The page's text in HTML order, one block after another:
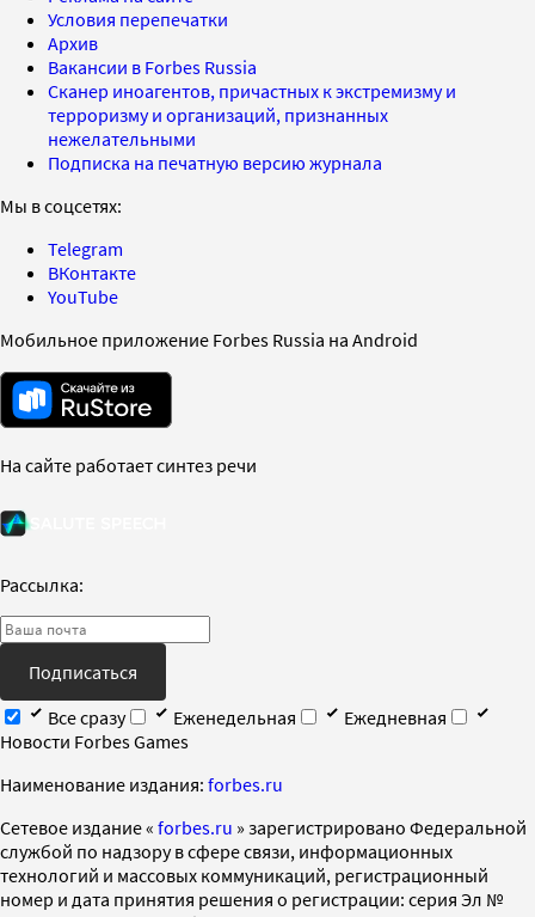
Условия перепечатки
Архив
Вакансии в Forbes Russia
Сканер иноагентов, причастных к экстремизму и
терроризму и организаций, признанных
нежелательными
Подписка на печатную версию журнала
Мы в соцсетях:
Telegram
ВКонтакте
YouTube
Мобильное приложение Forbes Russia на Android
На сайте работает синтез речи
Рассылка:
Подписаться
Все сразу
Еженедельная
Ежедневная
Новости Forbes Games
Наименование издания: forbes.ru
Cетевое издание « forbes.ru » зарегистрировано Федеральной
службой по надзору в сфере связи, информационных
технологий и массовых коммуникаций, регистрационный
номер и дата принятия решения о регистрации: серия Эл №